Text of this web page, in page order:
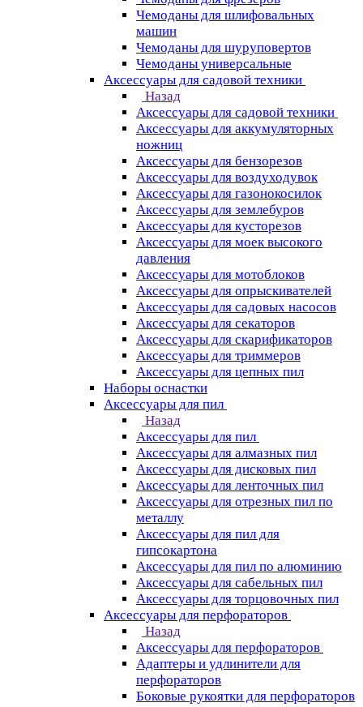
Чемоданы для шлифовальных
машин
Чемоданы для шуруповертов
Чемоданы универсальные
Аксессуары для садовой техники
Назад
Аксессуары для садовой техники
Аксессуары для аккумуляторных
ножниц
Аксессуары для бензорезов
Аксессуары для воздуходувок
Аксессуары для газонокосилок
Аксессуары для землебуров
Аксессуары для кусторезов
Аксессуары для моек высокого
давления
Аксессуары для мотоблоков
Аксессуары для опрыскивателей
Аксессуары для садовых насосов
Аксессуары для секаторов
Аксессуары для скарификаторов
Аксессуары для триммеров
Аксессуары для цепных пил
Наборы оснастки
Аксессуары для пил
Назад
Аксессуары для пил
Аксессуары для алмазных пил
Аксессуары для дисковых пил
Аксессуары для ленточных пил
Аксессуары для отрезных пил по
металлу
Аксессуары для пил для
гипсокартона
Аксессуары для пил по алюминию
Аксессуары для сабельных пил
Аксессуары для торцовочных пил
Аксессуары для перфораторов
Назад
Аксессуары для перфораторов
Адаптеры и удлинители для
перфораторов
Боковые рукоятки для перфораторов